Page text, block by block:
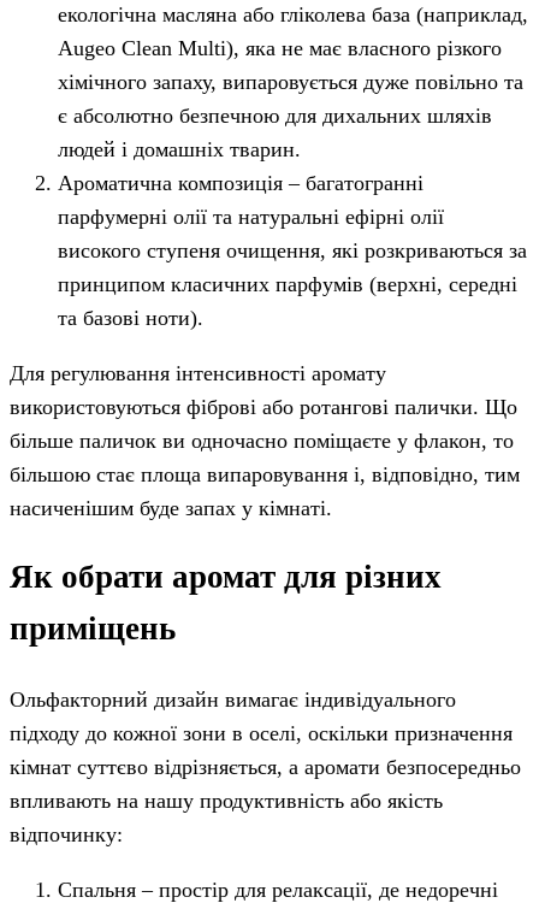
екологічна масляна або гліколева база (наприклад,
Augeo Clean Multi), яка не має власного різкого
хімічного запаху, випаровується дуже повільно та
є абсолютно безпечною для дихальних шляхів
людей і домашніх тварин.
Ароматична композиція – багатогранні
парфумерні олії та натуральні ефірні олії
високого ступеня очищення, які розкриваються за
принципом класичних парфумів (верхні, середні
та базові ноти).
Для регулювання інтенсивності аромату
використовуються фіброві або ротангові палички. Що
більше паличок ви одночасно поміщаєте у флакон, то
більшою стає площа випаровування і, відповідно, тим
насиченішим буде запах у кімнаті.
Як обрати аромат для різних
приміщень
Ольфакторний дизайн вимагає індивідуального
підходу до кожної зони в оселі, оскільки призначення
кімнат суттєво відрізняється, а аромати безпосередньо
впливають на нашу продуктивність або якість
відпочинку:
Спальня – простір для релаксації, де недоречні